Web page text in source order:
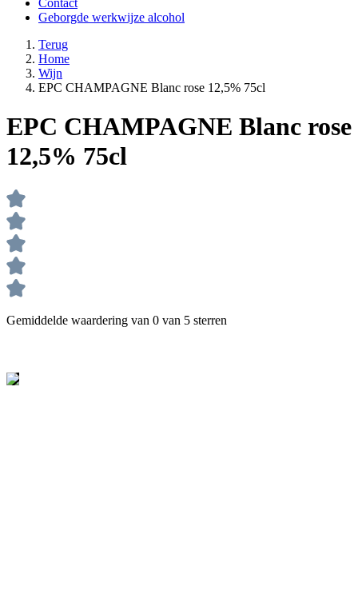
Contact
Geborgde werkwijze alcohol
Terug
Home
Wijn
EPC CHAMPAGNE Blanc rose 12,5% 75cl
EPC CHAMPAGNE Blanc rose
12,5% 75cl
Gemiddelde waardering van 0 van 5 sterren